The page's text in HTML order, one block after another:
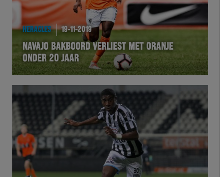
HERACLES 19-11-2019
NAVAJO BAKBOORD VERLIEST MET ORANJE
ONDER 20 JAAR